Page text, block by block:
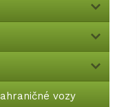
vozy